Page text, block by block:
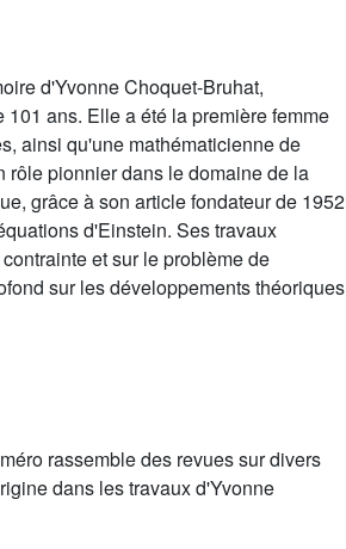
d'Yvonne Choquet-Bruhat,
ans. Elle a été la première femme
ainsi qu'une mathématicienne de
rôle pionnier dans le domaine de la
grâce à son article fondateur de 1952
d'Einstein. Ses travaux
et sur le problème de
sur les développements théoriques
rassemble des revues sur divers
dans les travaux d'Yvonne